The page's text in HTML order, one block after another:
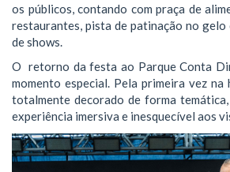
os públicos, contando com praça de
restaurantes, pista de patinação no gelo
de shows.
O retorno da festa ao Parque Conta
momento especial. Pela primeira vez
totalmente decorado de forma
experiência imersiva e inesquecível aos